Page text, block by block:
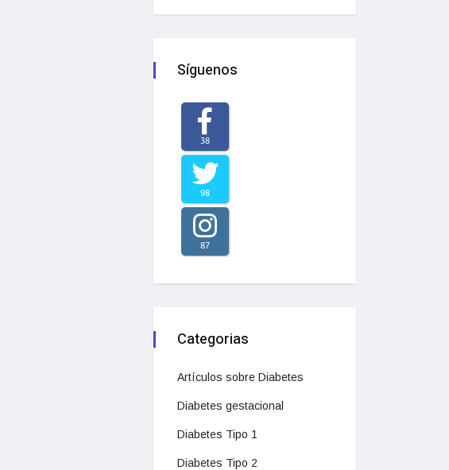
Síguenos
38
98
87
Categorias
Artículos sobre Diabetes
Diabetes gestacional
Diabetes Tipo 1
Diabetes Tipo 2